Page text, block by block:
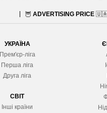
🦉 ADVERTISING PRICE
УКРАЇНА
Прем'єр-ліга
Перша ліга
Друга ліга
СВІТ
Інші країни